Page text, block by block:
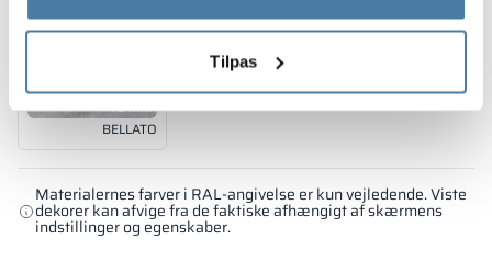
Tilpas
Materialernes farver i RAL-angivelse er kun vejledende. Viste
dekorer kan afvige fra de faktiske afhængigt af skærmens
indstillinger og egenskaber.
18 mm
BELLATO